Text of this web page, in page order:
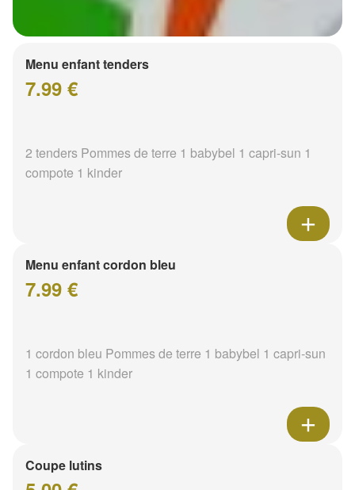
Menu enfant tenders
7.99 €
2 tenders Pommes de terre 1 babybel 1 capri-sun 1
compote 1 kinder
Menu enfant cordon bleu
7.99 €
1 cordon bleu Pommes de terre 1 babybel 1 capri-sun
1 compote 1 kinder
Coupe lutins